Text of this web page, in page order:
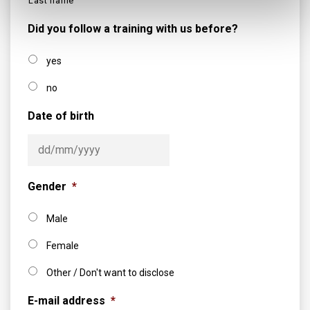
Did you follow a training with us before?
yes
no
Date of birth
Gender *
Male
Female
Other / Don't want to disclose
E-mail address *